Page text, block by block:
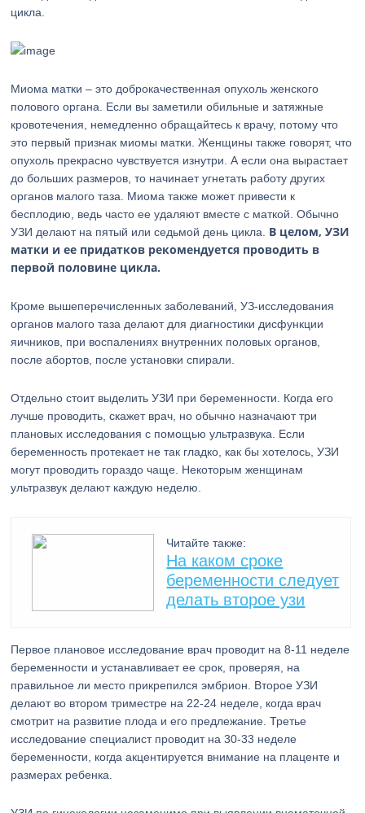
цикла.
Миома матки – это доброкачественная опухоль женского
полового органа. Если вы заметили обильные и затяжные
кровотечения, немедленно обращайтесь к врачу, потому что
это первый признак миомы матки. Женщины также говорят, что
опухоль прекрасно чувствуется изнутри. А если она вырастает
до больших размеров, то начинает угнетать работу других
органов малого таза. Миома также может привести к
бесплодию, ведь часто ее удаляют вместе с маткой. Обычно
УЗИ делают на пятый или седьмой день цикла. В целом, УЗИ
матки и ее придатков рекомендуется проводить в
первой половине цикла.
Кроме вышеперечисленных заболеваний, УЗ-исследования
органов малого таза делают для диагностики дисфункции
яичников, при воспалениях внутренних половых органов,
после абортов, после установки спирали.
Отдельно стоит выделить УЗИ при беременности. Когда его
лучше проводить, скажет врач, но обычно назначают три
плановых исследования с помощью ультразвука. Если
беременность протекает не так гладко, как бы хотелось, УЗИ
могут проводить гораздо чаще. Некоторым женщинам
ультразвук делают каждую неделю.
Читайте также:
На каком сроке
беременности следует
делать второе узи
Первое плановое исследование врач проводит на 8-11 неделе
беременности и устанавливает ее срок, проверяя, на
правильное ли место прикрепился эмбрион. Второе УЗИ
делают во втором триместре на 22-24 неделе, когда врач
смотрит на развитие плода и его предлежание. Третье
исследование специалист проводит на 30-33 неделе
беременности, когда акцентируется внимание на плаценте и
размерах ребенка.